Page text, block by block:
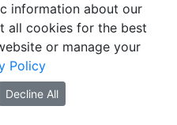
information about our
all cookies for the best
or manage your
Policy
Decline All